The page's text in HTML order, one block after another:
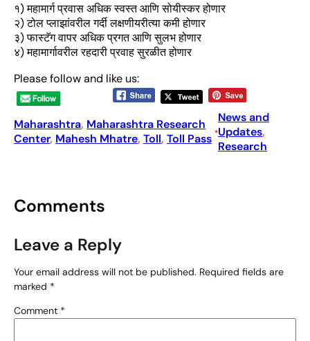
१) महामार्ग प्रवास अधिक स्वस्त आणि सोयीस्कर होणार
२) टोल प्लाझांवरील गर्दी लक्षणीयरीत्या कमी होणार
३) फास्टॅग वापर अधिक प्रगत आणि सुलभ होणार
४) महामार्गावरील रहदारी प्रवाह सुरळीत होणार
Please follow and like us:
Maharashtra, Maharashtra Research
Center, Mahesh Mhatre, Toll, Toll Pass
•
News and
Updates
Research
Comments
Leave a Reply
Your email address will not be published. Required fields are
marked *
Comment *